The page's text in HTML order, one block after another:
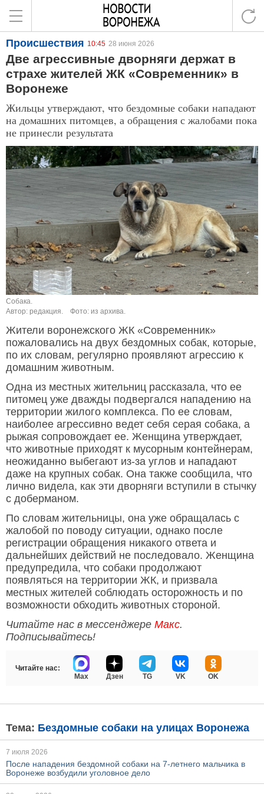
Происшествия 10:45 28 июня 2026
Две агрессивные дворняги держат в
страхе жителей ЖК «Современник» в
Воронеже
Жильцы утверждают, что бездомные собаки нападают
на домашних питомцев, а обращения с жалобами пока
не принесли результата
Собака.
Автор: редакция.
Фото: из архива.
Жители воронежского ЖК «Современник»
пожаловались на двух бездомных собак, которые,
по их словам, регулярно проявляют агрессию к
домашним животным.
Одна из местных жительниц рассказала, что ее
питомец уже дважды подвергался нападению на
территории жилого комплекса. По ее словам,
наиболее агрессивно ведет себя серая собака, а
рыжая сопровождает ее. Женщина утверждает,
что животные приходят к мусорным контейнерам,
неожиданно выбегают из-за углов и нападают
даже на крупных собак. Она также сообщила, что
лично видела, как эти дворняги вступили в стычку
с доберманом.
По словам жительницы, она уже обращалась с
жалобой по поводу ситуации, однако после
регистрации обращения никакого ответа и
дальнейших действий не последовало. Женщина
предупредила, что собаки продолжают
появляться на территории ЖК, и призвала
местных жителей соблюдать осторожность и по
возможности обходить животных стороной.
Читайте нас в мессенджере Макс.
Подписывайтесь!
Читайте нас:
Max
Дзен TG VK OK
Тема: Бездомные собаки на улицах Воронежа
7 июля 2026
После нападения бездомной собаки на 7-летнего мальчика в
Воронеже возбудили уголовное дело